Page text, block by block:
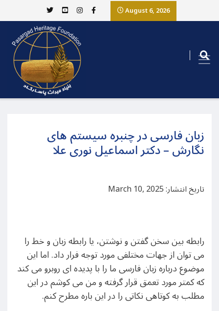
August 6, 2026
زبان فارسی در چنبره سیستم های
نگارش – دکتر اسماعیل نوری علا
تاریخ انتشار: March 10, 2025
رابطه بین سخن گفتن و نوشتن، یا رابطه زبان و خط را
می توان از جهات مختلفی مورد توجه فرار داد. اما این
موضوع درباره زبان فارسی ما را با پدیده ای روبرو می کند
که کمتر مورد تعمق قرار گرفته و من می کوشم در این
مطلب به کوتاهی نکاتی را در این باره مطرح کنم.